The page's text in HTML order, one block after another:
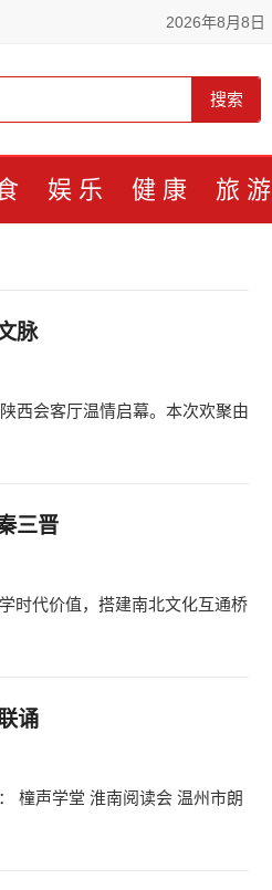
2026年8月8日
搜索
娱乐 健康 旅游
脉
西会客厅温情启幕。本次欢聚由
三晋
时代价值，搭建南北文化互通桥
诵
橦声学堂 淮南阅读会 温州市朗